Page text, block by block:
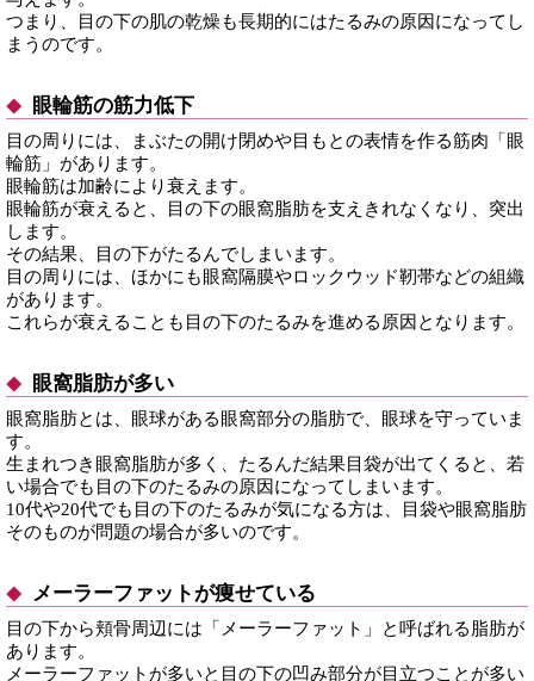
つまり、目の下の肌の乾燥も長期的にはたるみの原因になってし
まうのです。
眼輪筋の筋力低下
目の周りには、まぶたの開け閉めや目もとの表情を作る筋肉「眼
輪筋」があります。
眼輪筋は加齢により衰えます。
眼輪筋が衰えると、目の下の眼窩脂肪を支えきれなくなり、突出
します。
その結果、目の下がたるんでしまいます。
目の周りには、ほかにも眼窩隔膜やロックウッド靭帯などの組織
があります。
これらが衰えることも目の下のたるみを進める原因となります。
眼窩脂肪が多い
眼窩脂肪とは、眼球がある眼窩部分の脂肪で、眼球を守っていま
す。
生まれつき眼窩脂肪が多く、たるんだ結果目袋が出てくると、若
い場合でも目の下のたるみの原因になってしまいます。
10代や20代でも目の下のたるみが気になる方は、目袋や眼窩脂肪
そのものが問題の場合が多いのです。
メーラーファットが痩せている
目の下から頬骨周辺には「メーラーファット」と呼ばれる脂肪が
あります。
メーラーファットが多いと目の下の凹み部分が目立つことが多い